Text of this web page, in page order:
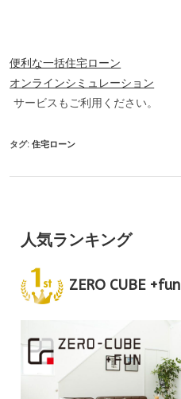
便利な一括住宅ローン
オンラインシミュレーション
サービスもご利用ください。
タグ:住宅ローン
人気ランキング
ZERO CUBE +fun